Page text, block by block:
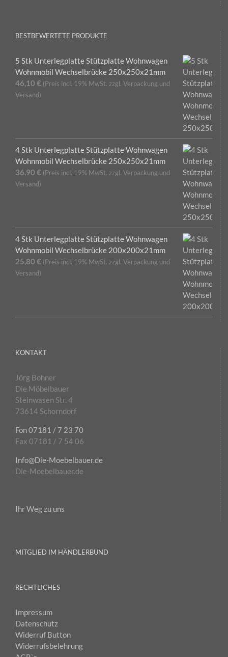
BESTBEWERTETE PRODUKTE
5 Stk Unterlegplatte Stützplatte Wohnwagen
Wohnmobil Wechselbrücke 250x250x21mm
46,10 € (Preis incl. 19% MwSt. zzgl. Verpackung und
Versand)
4 Stk Unterlegplatte Stützplatte Wohnwagen
Wohnmobil Wechselbrücke 250x250x21mm
36,90 € (Preis incl. 19% MwSt. zzgl. Verpackung und
Versand)
4 Stk Unterlegplatte Stützplatte Wohnwagen
Wohnmobil Wechselbrücke 200x200x21mm
25,80 € (Preis incl. 19% MwSt. zzgl. Verpackung und
Versand)
KONTAKT
Jörg Bohner
Die Möbelbauer
Steinwasen Str. 4
73614 Schorndorf
Fon 07181 / 7 23 70
Fax 07181 / 7 54 06
Info@Die-Moebelbauer.de
Die-Moebelbauer.de
Ihr Weg zu uns
MITGLIED IM HÄNDLERBUND
RECHTLICHES
Impressum
Datenschutz
Widerruf Button
Widerrufsbelehrung